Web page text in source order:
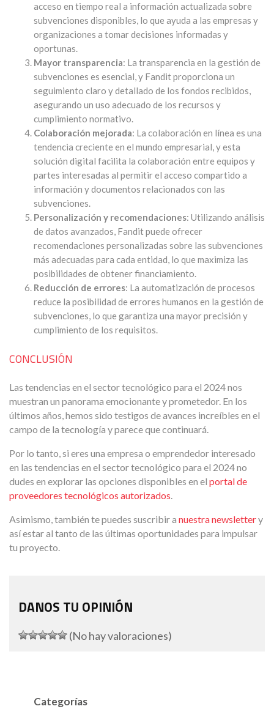
acceso en tiempo real a información actualizada sobre
subvenciones disponibles, lo que ayuda a las empresas y
organizaciones a tomar decisiones informadas y
oportunas.
Mayor transparencia: La transparencia en la gestión de
subvenciones es esencial, y Fandit proporciona un
seguimiento claro y detallado de los fondos recibidos,
asegurando un uso adecuado de los recursos y
cumplimiento normativo.
Colaboración mejorada: La colaboración en línea es una
tendencia creciente en el mundo empresarial, y esta
solución digital facilita la colaboración entre equipos y
partes interesadas al permitir el acceso compartido a
información y documentos relacionados con las
subvenciones.
Personalización y recomendaciones: Utilizando análisis
de datos avanzados, Fandit puede ofrecer
recomendaciones personalizadas sobre las subvenciones
más adecuadas para cada entidad, lo que maximiza las
posibilidades de obtener financiamiento.
Reducción de errores: La automatización de procesos
reduce la posibilidad de errores humanos en la gestión de
subvenciones, lo que garantiza una mayor precisión y
cumplimiento de los requisitos.
CONCLUSIÓN
Las tendencias en el sector tecnológico para el 2024 nos
muestran un panorama emocionante y prometedor. En los
últimos años, hemos sido testigos de avances increíbles en el
campo de la tecnología y parece que continuará.
Por lo tanto, si eres una empresa o emprendedor interesado
en las tendencias en el sector tecnológico para el 2024 no
dudes en explorar las opciones disponibles en el portal de
proveedores tecnológicos autorizados.
Asimismo, también te puedes suscribir a nuestra newslettery
así estar al tanto de las últimas oportunidades para impulsar
tu proyecto.
DANOS TU OPINIÓN
(No hay valoraciones)
Categorías